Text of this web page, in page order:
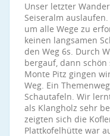
Unser letzter
Seiseralm
um alle Wege zu
keinen langsamen
den Weg 6s. Durch
bergauf, dann
Monte Pitz gingen
Weg. Ein
Schautafeln. Wir
als Klangholz sehr
zeigten sich die
Plattkofelhütte war